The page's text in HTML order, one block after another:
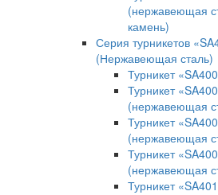
(нержавеющая
камень)
Серия турникетов
(Нержавеющая сталь)
Турникет
Турникет
(нержавеющая
Турникет
(нержавеющая
Турникет
(нержавеющая
Турникет